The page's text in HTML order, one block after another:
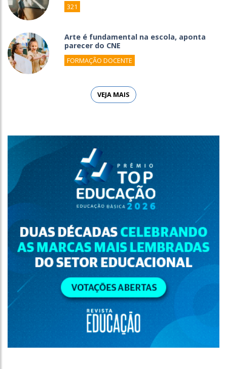
321
Arte é fundamental na escola, aponta
parecer do CNE
FORMAÇÃO DOCENTE
VEJA MAIS